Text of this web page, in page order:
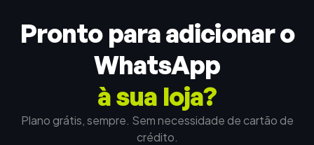
Pronto para adicionar o
WhatsApp
à sua loja?
Plano grátis, sempre. Sem necessidade de cartão de
crédito.